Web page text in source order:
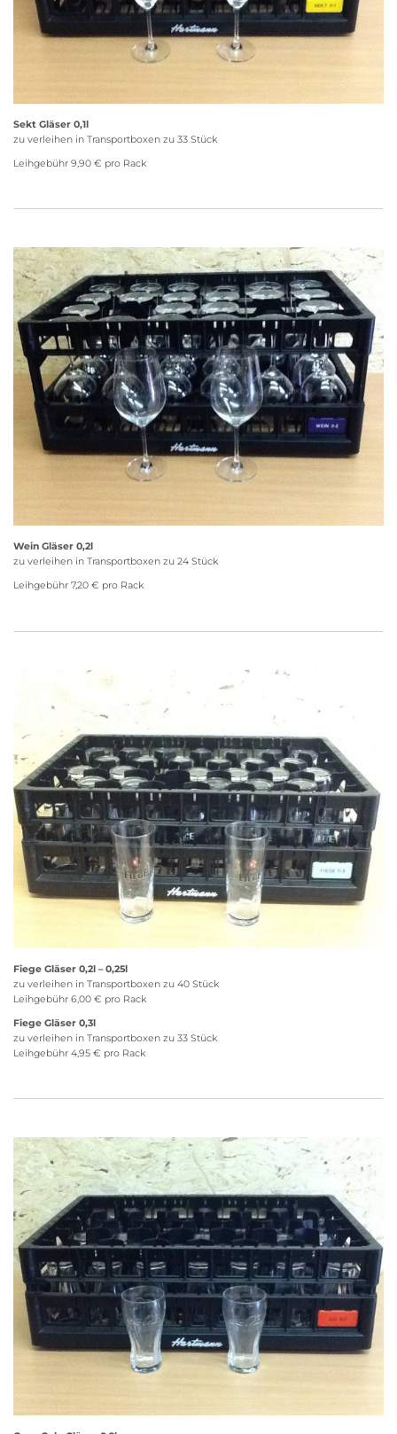
Sekt Gläser 0,1l
zu verleihen in Transportboxen zu 33 Stück
Leihgebühr 9,90 € pro Rack
Wein Gläser 0,2l
zu verleihen in Transportboxen zu 24 Stück
Leihgebühr 7,20 € pro Rack
Fiege Gläser 0,2l – 0,25l
zu verleihen in Transportboxen zu 40 Stück
Leihgebühr 6,00 € pro Rack
Fiege Gläser 0,3l
zu verleihen in Transportboxen zu 33 Stück
Leihgebühr 4,95 € pro Rack